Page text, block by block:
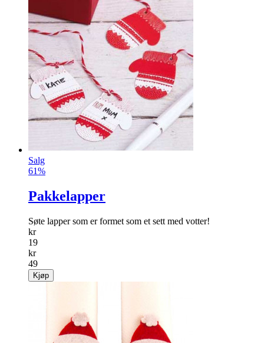
Salg
61%
Pakkelapper
Søte lapper som er formet som et sett med votter!
kr
19
kr
49
Kjøp